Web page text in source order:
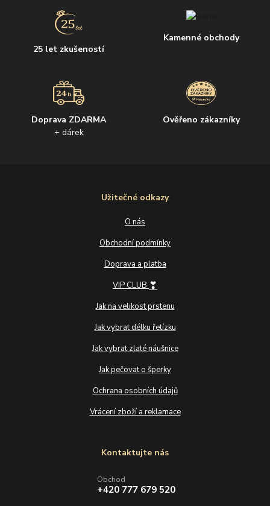
25 let zkušeností
Kamenné obchody
Doprava ZDARMA
+ dárek
Ověřeno zákazníky
Užitečné odkazy
O nás
Obchodní podmínky
Doprava a platba
VIP CLUB ❣
Jak na velikost prstenu
Jak vybrat délku řetízku
Jak vybrat zlaté náušnice
Jak pečovat o šperky
Ochrana osobních údajů
Vrácení zboží a reklamace
Kontaktujte nás
Obchod
+420 777 679 520